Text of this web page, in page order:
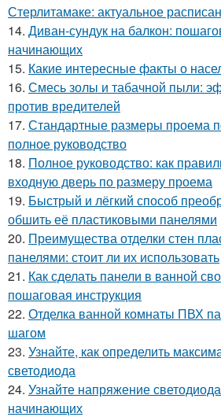
Стерлитамаке: актуальное
14. Диван-сундук на балкон:
начинающих
15. Какие интересные факты о
16. Смесь золы и табачной пыли:
против вредителей
17. Стандартные размеры проема
полное руководство
18. Полное руководство: как
входную дверь по размеру проема
19. Быстрый и лёгкий способ
обшить её пластиковыми панелями
20. Преимущества отделки стен
панелями: стоит ли их использовать
21. Как сделать панели в ванной
пошаговая инструкция
22. Отделка ванной комнаты ПВХ
шагом
23. Узнайте, как определить
светодиода
24. Узнайте напряжение
начинающих